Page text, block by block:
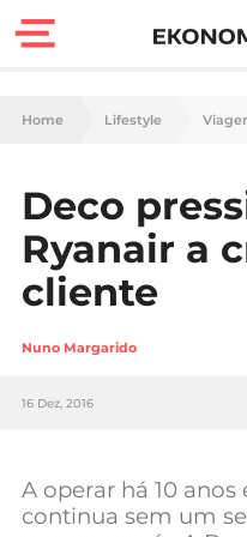
Finanças
Carreira
Casa
Lifestyle
Sociedade
Negócios
Home Lifestyle
Deco
Ryanair a
cliente
Nuno Margarido
16 Dez, 2016
A operar há 10
continua sem um